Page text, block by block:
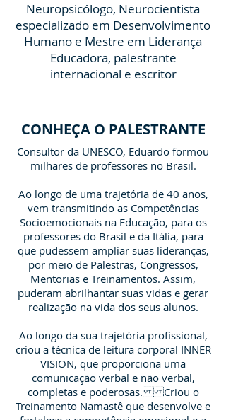
Neuropsicólogo, Neurocientista
especializado em Desenvolvimento
Humano e Mestre em Liderança
Educadora, palestrante
internacional e escritor
CONHEÇA O PALESTRANTE
Consultor da UNESCO, Eduardo formou
milhares de professores no Brasil.
Ao longo de uma trajetória de 40 anos,
vem transmitindo as Competências
Socioemocionais na Educação, para os
professores do Brasil e da Itália, para
que pudessem ampliar suas lideranças,
por meio de Palestras, Congressos,
Mentorias e Treinamentos. Assim,
puderam abrilhantar suas vidas e gerar
realização na vida dos seus alunos.
Ao longo da sua trajetória profissional,
criou a técnica de leitura corporal INNER
VISION, que proporciona uma
comunicação verbal e não verbal,
completas e poderosas. Criou o
Treinamento Namastê que desenvolve e